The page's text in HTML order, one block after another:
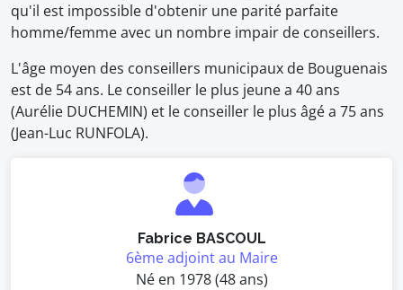
qu'il est impossible d'obtenir une parité parfaite
homme/femme avec un nombre impair de conseillers.
L'âge moyen des conseillers municipaux de Bouguenais
est de 54 ans. Le conseiller le plus jeune a 40 ans
(Aurélie DUCHEMIN) et le conseiller le plus âgé a 75 ans
(Jean-Luc RUNFOLA).
Fabrice BASCOUL
6ème adjoint au Maire
Né en 1978 (48 ans)